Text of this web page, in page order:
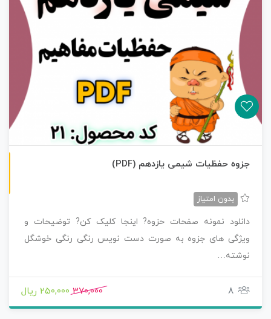
جزوه حفظیات شیمی یازدهم (PDF)
بدون امتیاز
دانلود نمونه صفحات حزوه? اینجا کلیک کن? توضیحات و
ویژگی های جزوه به صورت دست نویس رنگی رنگی خوشگل
نوشته…
8
370,000 250,000 ریال